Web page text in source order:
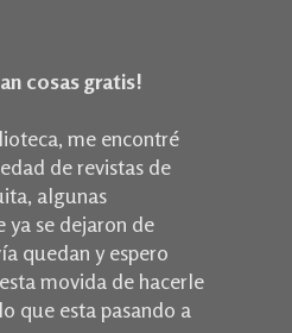
cosas gratis!
me encontré
de revistas de
algunas
ya se dejaron de
quedan y espero
movida de hacerle
que esta pasando a